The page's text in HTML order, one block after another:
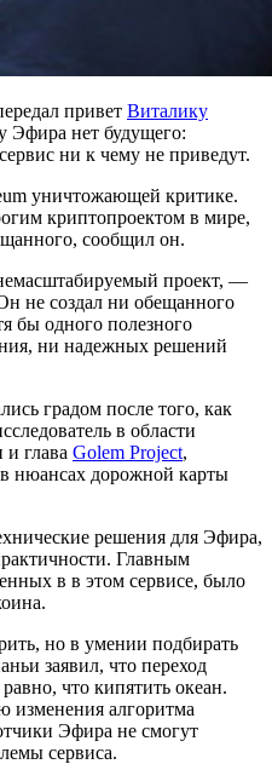
привет Виталику
Эфира нет будущего:
ни к чему не приведут.
уничтожающей критике.
криптопроектом в мире,
сообщил он.
проект, —
не создал ни обещанного
бы одного полезного
ни надежных решений
градом после того, как
в области
глава Golem Project,
в нюансах дорожной карты
решения для Эфира,
Главным
в в этом сервисе, было
но в умении подбирать
заявил, что переход
что кипятить океан.
изменения алгоритма
Эфира не смогут
сервиса.